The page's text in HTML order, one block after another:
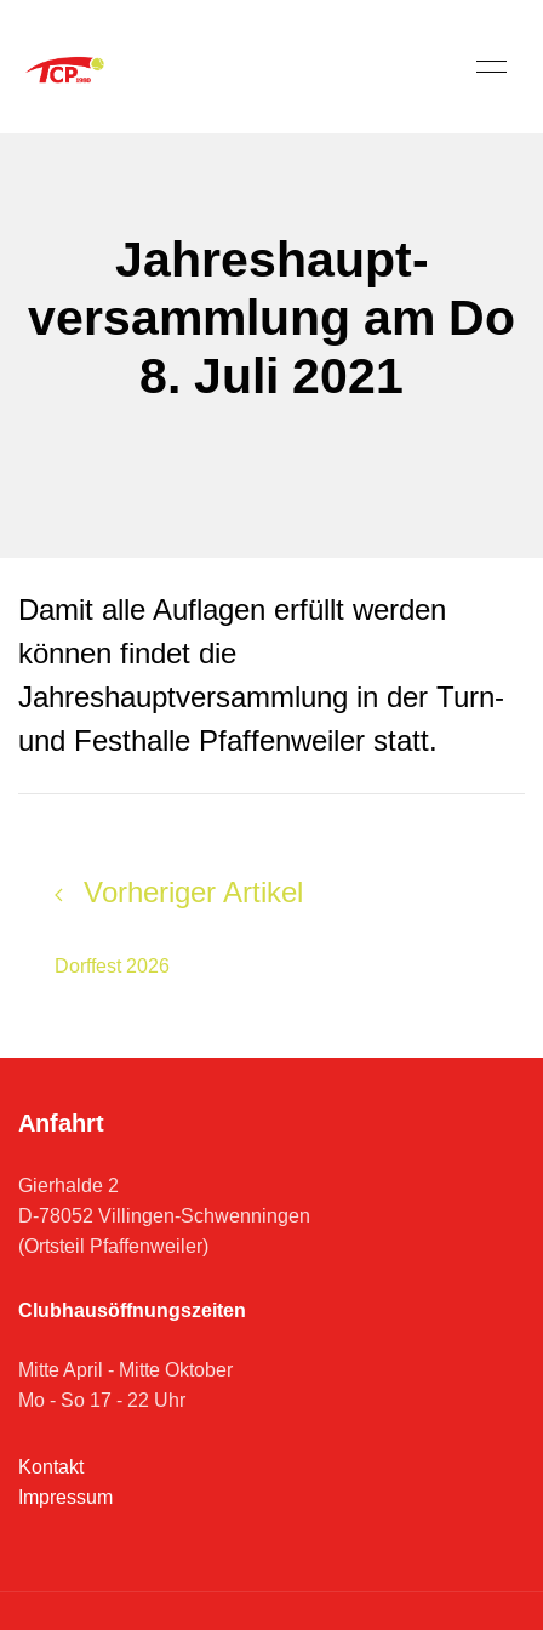
Jahreshaupt-
versammlung am Do
8. Juli 2021
Damit alle Auflagen erfüllt werden
können findet die
Jahreshauptversammlung in der Turn-
und Festhalle Pfaffenweiler statt.
Vorheriger Artikel
Dorffest 2026
Anfahrt
Gierhalde 2
D-78052 Villingen-Schwenningen
(Ortsteil Pfaffenweiler)
Clubhausöffnungszeiten
Mitte April - Mitte Oktober
Mo - So 17 - 22 Uhr
Kontakt
Impressum